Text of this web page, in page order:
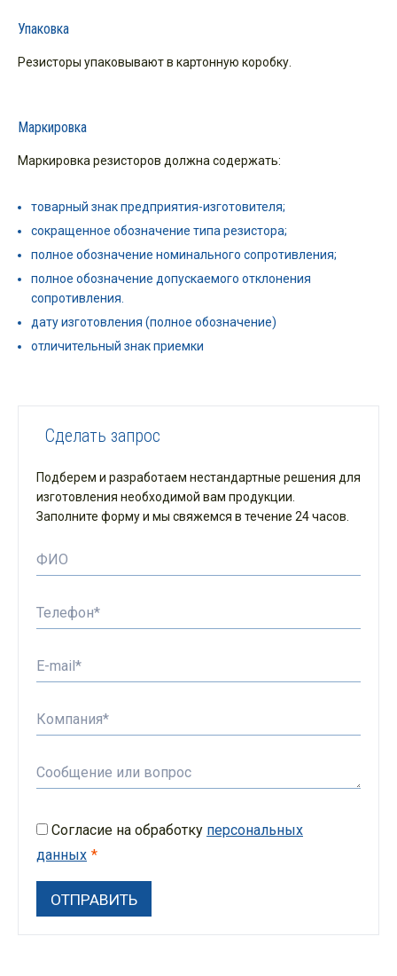
Упаковка
Резисторы упаковывают в картонную коробку.
Маркировка
Маркировка резисторов должна содержать:
товарный знак предприятия-изготовителя;
сокращенное обозначение типа резистора;
полное обозначение номинального сопротивления;
полное обозначение допускаемого отклонения
сопротивления.
дату изготовления (полное обозначение)
отличительный знак приемки
Сделать запрос
Подберем и разработаем нестандартные решения для
изготовления необходимой вам продукции.
Заполните форму и мы свяжемся в течение 24 часов.
Согласие на обработку персональных
данных